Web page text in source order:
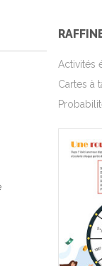
Activités
Cartes à